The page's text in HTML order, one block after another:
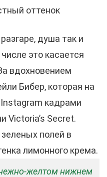
оттенок
душа так и
это касается
вдохновением
Бибер, которая на
кадрами
Victoria’s Secret.
полей в
лимонного крема.
желтом нижнем